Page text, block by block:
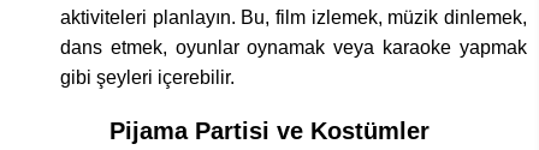
aktiviteleri planlayın. Bu, film izlemek, müzik dinlemek,
dans etmek, oyunlar oynamak veya karaoke yapmak
gibi şeyleri içerebilir.
Pijama Partisi ve Kostümler